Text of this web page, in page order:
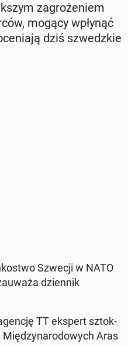
za­gro­że­niem
mogący wpłynąć
dziś szwedz­kie
Szwecji w NATO
dzien­nik
TT ekspert sztok­
Aras